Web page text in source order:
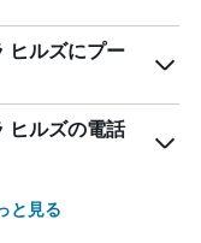
ヒルズにプー
ヒルズの電話
と見る